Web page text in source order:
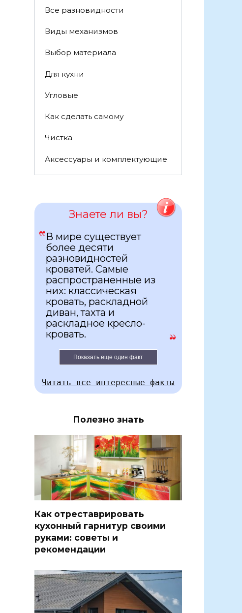
Все разновидности
Виды механизмов
Выбор материала
Для кухни
Угловые
Как сделать самому
Чистка
Аксессуары и комплектующие
Знаете ли вы?
В мире существует
более десяти
разновидностей
кроватей. Самые
распространенные из
них: классическая
кровать, раскладной
диван, тахта и
раскладное кресло-
кровать.
Показать еще один факт
Читать все интересные факты
Полезно знать
Как отреставрировать
кухонный гарнитур своими
руками: советы и
рекомендации